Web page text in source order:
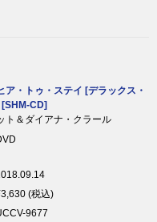
ア・トゥ・ステイ [デラックス・
[SHM-CD]
ト＆ダイアナ・クラール
(税込)
9677